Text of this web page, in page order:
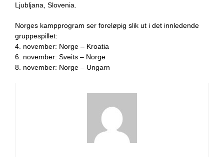
Ljubljana, Slovenia.
Norges kampprogram ser foreløpig slik ut i det innledende
gruppespillet:
4. november: Norge – Kroatia
6. november: Sveits – Norge
8. november: Norge – Ungarn